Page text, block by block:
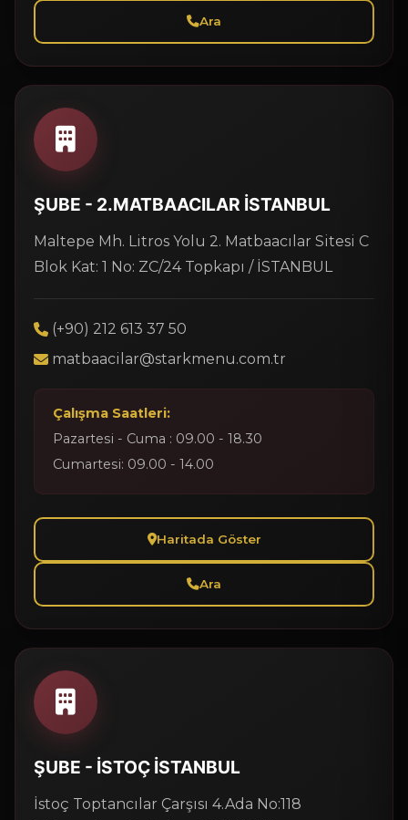
Ara
ŞUBE - 2.MATBAACILAR İSTANBUL
Maltepe Mh. Litros Yolu 2. Matbaacılar Sitesi C
Blok Kat: 1 No: ZC/24 Topkapı / İSTANBUL
(+90) 212 613 37 50
matbaacilar@starkmenu.com.tr
Çalışma Saatleri:
Pazartesi - Cuma : 09.00 - 18.30
Cumartesi: 09.00 - 14.00
Haritada Göster
Ara
ŞUBE - İSTOÇ İSTANBUL
İstoç Toptancılar Çarşısı 4.Ada No:118